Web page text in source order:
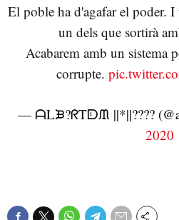
El poble ha d'agafar el poder. I
un dels que sortirà
Acabarem amb un sistema
corrupte.
— ᗩLᙖ?ᖇTᗟᙢ ||*||???️‍?
2020